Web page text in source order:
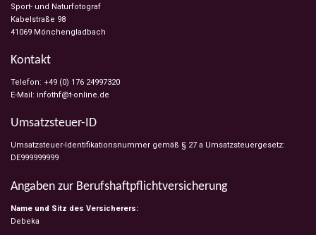
Sport- und Naturfotograf
Kabelstraße 98
41069 Mönchengladbach
Kontakt
Telefon: +49 (0) 176 24997320
E-Mail: infothf@t-online.de
Umsatzsteuer-ID
Umsatzsteuer-Identifikationsnummer gemäß § 27 a Umsatzsteuergesetz:
DE999999999
Angaben zur Berufs­haftpflicht­versicherung
Name und Sitz des Versicherers:
Debeka